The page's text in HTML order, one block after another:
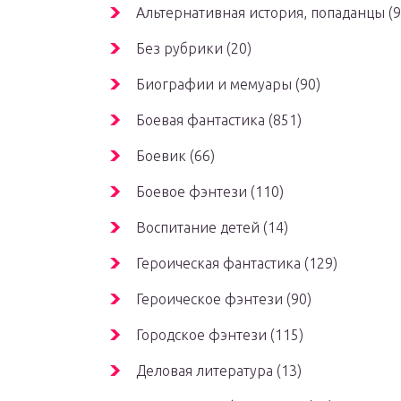
Альтернативная история, попаданцы
Без рубрики (20)
Биографии и мемуары (90)
Боевая фантастика (851)
Боевик (66)
Боевое фэнтези (110)
Воспитание детей (14)
Героическая фантастика (129)
Героическое фэнтези (90)
Городское фэнтези (115)
Деловая литература (13)